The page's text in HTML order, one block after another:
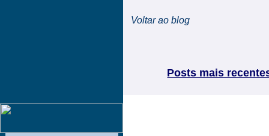
Voltar ao blog
Posts mais